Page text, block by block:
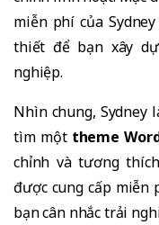
miễn phí của
thiết để bạn xây
nghiệp.
Nhìn chung, Sydney
tìm một theme
chỉnh và tương
được cung cấp miễn
bạn cân nhắc trải